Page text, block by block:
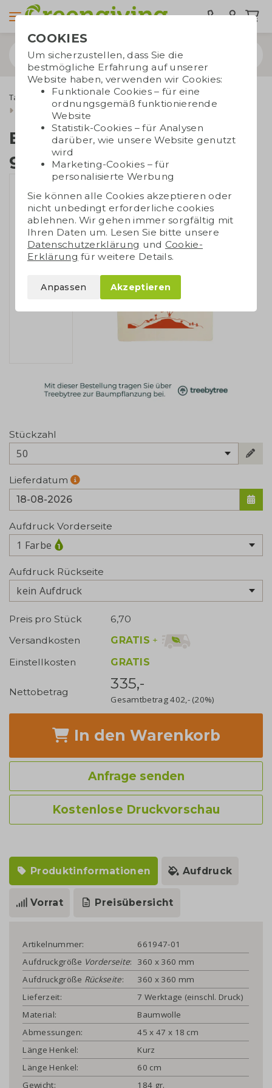
Taschen bedrucken Tragetaschen
Baumwolltaschen
Ecru Baumwolltaschen
Baumwoll Shopper
groß | 175 gr./m2
Stückzahl
50
Lieferdatum
Aufdruck Vorderseite
1 Farbe
Aufdruck Rückseite
kein Aufdruck
Preis pro Stück
6,70
Versandkosten
GRATIS +
Einstellkosten
GRATIS
Nettobetrag 335,-
Gesamtbetrag402,- (20%)
In den Warenkorb
Anfrage senden
Kostenlose Druckvorschau
Produktinformationen Aufdruck
Vorrat Preisübersicht
Artikelnummer:
661947-01
Aufdruckgröße Vorderseite:
360 x 360 mm
Aufdruckgröße Rückseite:
360 x 360 mm
Lieferzeit:
7 Werktage (einschl. Druck)
Material:
Baumwolle
Abmessungen:
45 x 47 x 18 cm
Länge Henkel:
Kurz
Länge Henkel:
60 cm
Gewicht:
184 gr.
COOKIES
Um sicherzustellen, dass Sie die
bestmögliche Erfahrung auf unserer
Website haben, verwenden wir Cookies:
Funktionale Cookies – für eine
ordnungsgemäß funktionierende
Website
Statistik-Cookies – für Analysen
darüber, wie unsere Website genutzt
wird
Marketing-Cookies – für
personalisierte Werbung
Sie können alle Cookies akzeptieren oder
nicht unbedingt erforderliche cookies
ablehnen. Wir gehen immer sorgfältig mit
Ihren Daten um. Lesen Sie bitte unsere
Datenschutzerklärung und Cookie-
Erklärung für weitere Details.
Anpassen Akzeptieren